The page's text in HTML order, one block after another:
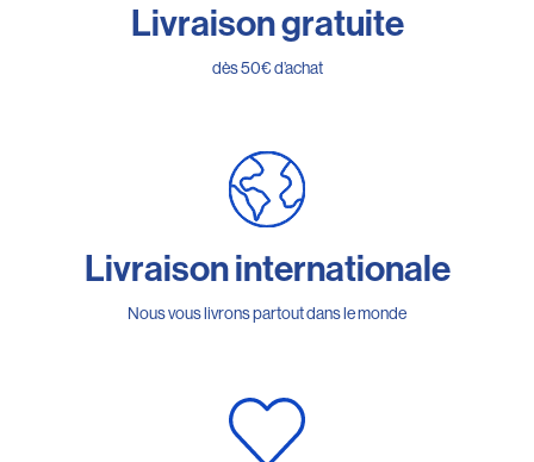
Livraison gratuite
dès 50€ d’achat
Livraison internationale
Nous vous livrons partout dans le monde